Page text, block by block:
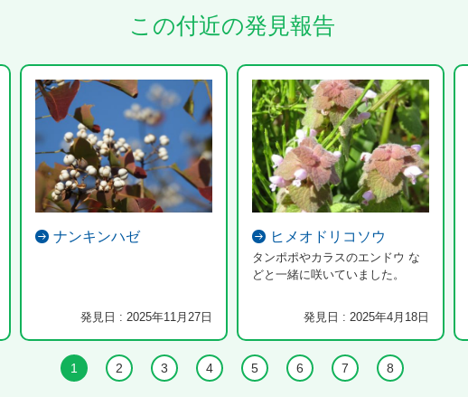
この付近の発見報告
ナンキンハゼ
発見日 : 2025年11月27日
ヒメオドリコソウ
タンポポやカラスのエンドウ な
どと一緒に咲いていました。
発見日 : 2025年4月18日
1 2 3 4 5 6 7 8